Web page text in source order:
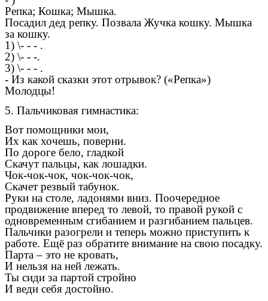
Репка; Кошка; Мышка.
Посадил дед репку. Позвала Жучка кошку. Мышка
за кошку.
1) \- - - .
2) \- - -.
3) \- - - .
- Из какой сказки этот отрывок? («Репка»)
Молодцы!
5. Пальчиковая гимнастика:
Вот помощники мои,
Их как хочешь, поверни.
По дороге бело, гладкой
Скачут пальцы, как лошадки.
Чок-чок-чок, чок-чок-чок,
Скачет резвый табунок.
Руки на столе, ладонями вниз. Поочередное
продвижение вперед то левой, то правой рукой с
одновременным сгибанием и разгибанием пальцев.
Пальчики разогрели и теперь можно приступить к
работе. Ещё раз обратите внимание на свою посадку.
Парта – это не кровать,
И нельзя на ней лежать.
Ты сиди за партой стройно
И веди себя достойно.